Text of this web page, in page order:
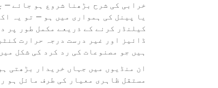
خرابی کی شرح بڑھنا شروع ہو جائے
یا پینل کی ہمواری میں ہو — تو یہ
کیلنڈر کرنے کے ذریعے مکمل طور پر
ڈائیز اور غیر درست درجہ حرارت
ہیں جو مصنوعات کی رد کرد کی شکل
ان منڈیوں میں جہاں خریدار بڑھتی
مستقل ظاہری معیار کی طرف مائل ہو